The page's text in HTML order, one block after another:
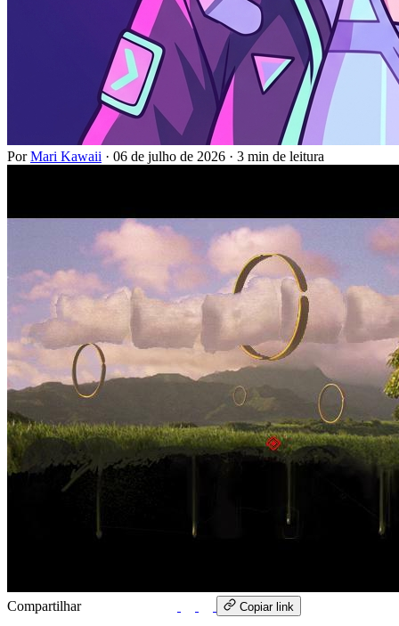
PorMari Kawaii · 06 de julho de 2026 · 3 min de leitura
Compartilhar Copiar link